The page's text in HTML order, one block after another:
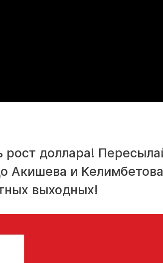
рост доллара!
Акишева и
выходных!